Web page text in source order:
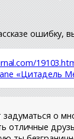
ошибку,
«Цитадель
задуматься о
отличные